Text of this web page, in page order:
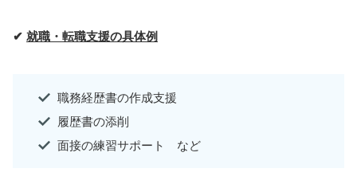
✔ 就職・転職支援の具体例
職務経歴書の作成支援
履歴書の添削
面接の練習サポート など